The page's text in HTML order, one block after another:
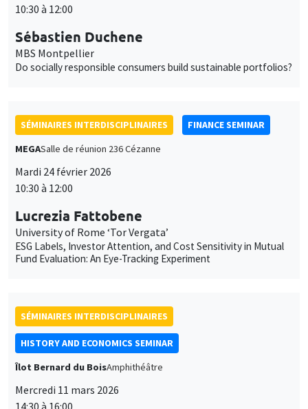
10:30 à 12:00
Sébastien Duchene
MBS Montpellier
Do socially responsible consumers build sustainable portfolios?
SÉMINAIRES INTERDISCIPLINAIRES
FINANCE SEMINAR
MEGASalle de réunion 236 Cézanne
Mardi 24 février 2026
10:30 à 12:00
Lucrezia Fattobene
University of Rome ‘Tor Vergata’
ESG Labels, Investor Attention, and Cost Sensitivity in Mutual
Fund Evaluation: An Eye-Tracking Experiment
SÉMINAIRES INTERDISCIPLINAIRES
HISTORY AND ECONOMICS SEMINAR
Îlot Bernard du BoisAmphithéâtre
Mercredi 11 mars 2026
14:30 à 16:00